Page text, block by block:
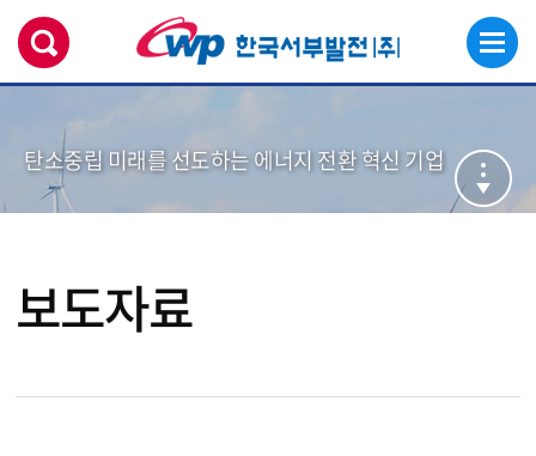
탄소중립 미래를 선도하는 에너지 전환 혁신 기업
보도자료